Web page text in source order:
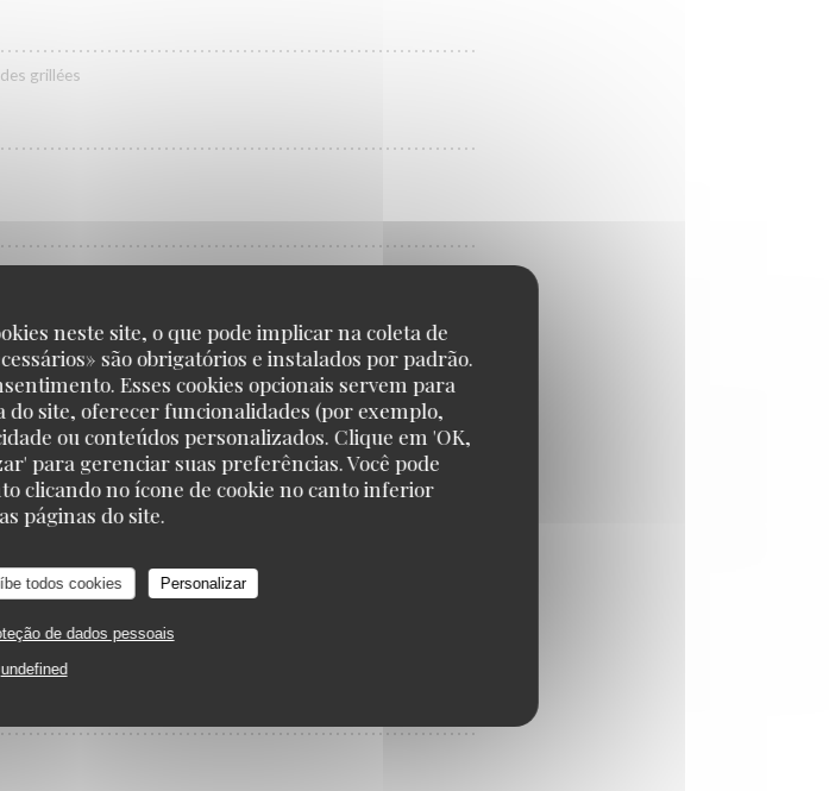
neste site, o que pode implicar na coleta de
são obrigatórios e instalados por padrão.
Esses cookies opcionais servem para
do site, oferecer funcionalidades (por exemplo,
ou conteúdos personalizados. Clique em 'OK,
para gerenciar suas preferências. Você pode
clicando no ícone de cookie no canto inferior
páginas do site.
todos cookies Personalizar
de dados pessoais
undefined
grillées